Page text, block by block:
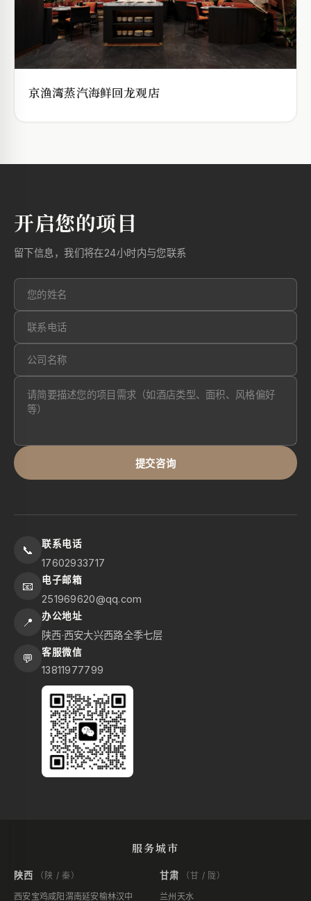
京渔湾蒸汽海鲜回龙观店
开启您的项目
留下信息，我们将在24小时内与您联系
提交咨询
📞 联系电话
17602933717
📧 电子邮箱
251969620@qq.com
📍 办公地址
陕西·西安大兴西路全季七层
💬 客服微信
13811977799
服务城市
陕西
（陕 / 秦）
西安宝鸡咸阳 渭南延安榆林汉中
甘肃
（甘 / 陇）
兰州 天水